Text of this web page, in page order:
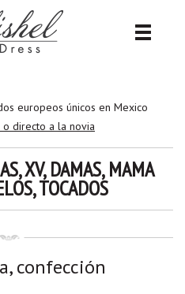
europeos únicos en Mexico
directo a la novia
XV, DAMAS, MAMA
TOCADOS
confección